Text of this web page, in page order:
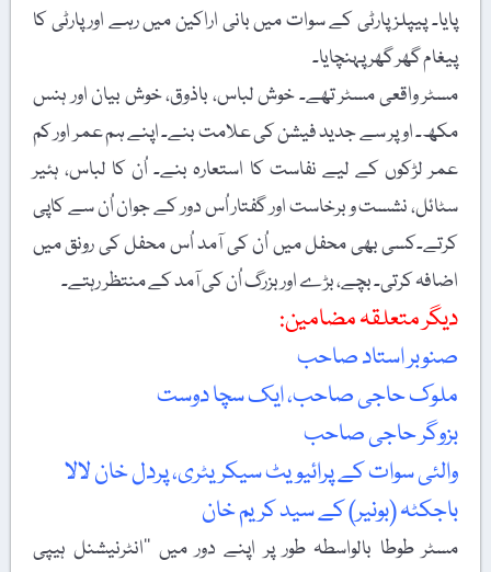
پایا۔ پیپلز پارٹی کے سوات میں بانی اراکین میں رہے اور پارٹی کا
پیغام گھر گھر پہنچایا۔
مسٹر واقعی مسٹر تھے۔ خوش لباس، باذوق، خوش بیان اور ہنس
مکھ۔ اوپر سے جدید فیشن کی علامت بنے۔ اپنے ہم عمر اور کم
عمر لڑکوں کے لیے نفاست کا استعارہ بنے۔ اُن کا لباس، ہئیر
سٹائل، نشست و برخاست اور گفتار اُس دور کے جوان اُن سے کاپی
کرتے۔کسی بھی محفل میں اُن کی آمد اُس محفل کی رونق میں
اضافہ کرتی۔ بچے، بڑے اور بزرگ اُن کی آمد کے منتظر رہتے۔
دیگر متعلقہ مضامین:
صنوبر استاد صاحب
ملوک حاجی صاحب، ایک سچا دوست
بزوگر حاجی صاحب
والئی سوات کے پرائیویٹ سیکریٹری، پردل خان لالا
باجکٹہ (بونیر) کے سید کریم خان
مسٹر طوطا بالواسطہ طور پر اپنے دور میں ’’انٹرنیشنل ہیپی